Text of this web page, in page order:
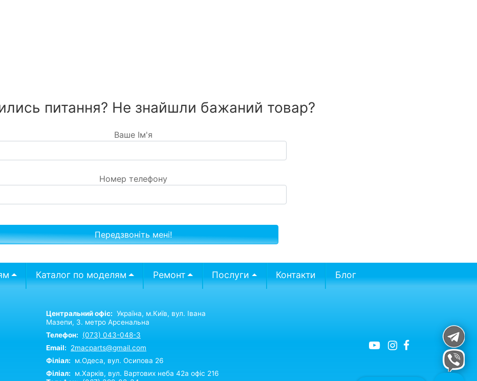
питання? Не знайшли бажаний товар?
Ваше Ім'я
Номер телефону
Каталог по моделям Ремонт Послуги Контакти Блог
Центральний офіс: Україна, м.Київ, вул. Івана
Мазепи, 3. метро Арсенальна
Телефон:
(073) 043-048-3
Email:
2macparts@gmail.com
Філіал:
м.Одеса, вул. Осипова 26
Філіал:
м.Харків, вул. Вартових неба 42а офіс 216